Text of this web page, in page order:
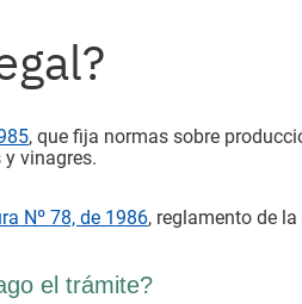
, que fija normas sobre
vinagres.
Nº 78, de 1986, reglamento de la
el trámite?